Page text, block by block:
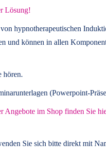
Lösung!
hypnotherapeutischen
und können in allen
hören.
(Powerpoint-
Angebote im Shop finden Sie
Sie sich bitte direkt mit